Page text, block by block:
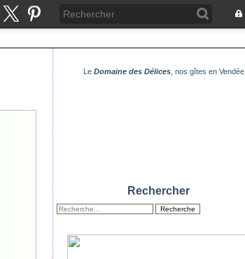
Le Domaine des Délices, nos gîtes en Vendée
Rechercher